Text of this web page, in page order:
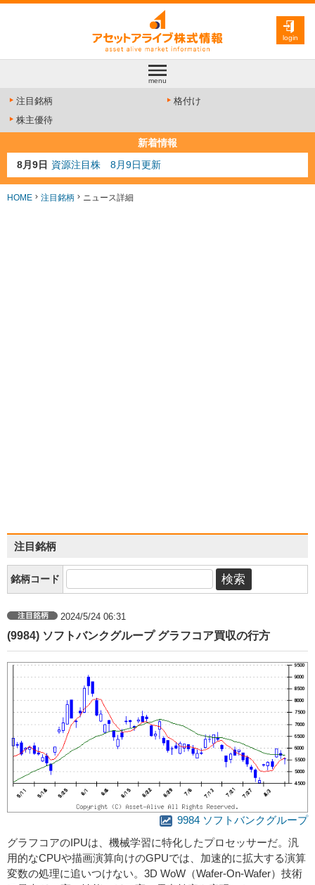
login
menu
注目銘柄
格付け
株主優待
新着情報
8月9日 資源注目株 8月9日更新
8月4日 AI注目株 8月4日更新
8月3日 人気業種注目株 8月3日更新
HOME 注目銘柄 ニュース詳細
注目銘柄
銘柄コード
2024/5/24 06:31
(9984) ソフトバンクグループ グラフコア買収の行方
9984 ソフトバンクグループ
グラフコアのIPUは、機械学習に特化したプロセッサーだ。汎
用的なCPUや描画演算向けのGPUでは、加速的に拡大する演算
変数の処理に追いつけない。3D WoW（Wafer-On-Wafer）技術